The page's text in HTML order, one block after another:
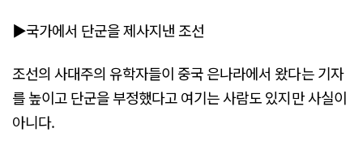
▶국가에서 단군을 제사지낸 조선
조선의 사대주의 유학자들이 중국 은나라에서 왔다는 기자
를 높이고 단군을 부정했다고 여기는 사람도 있지만 사실이
아니다.